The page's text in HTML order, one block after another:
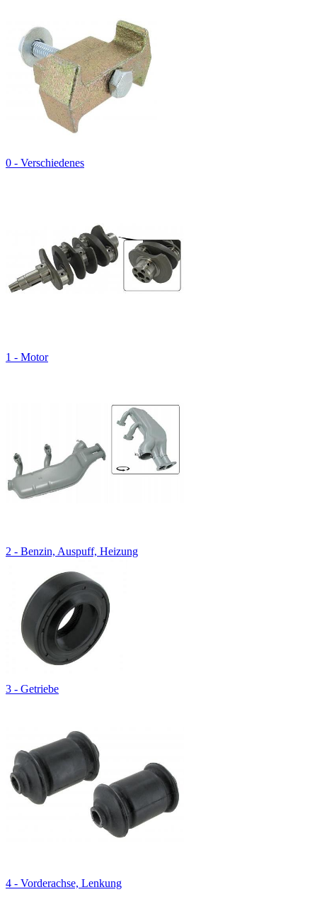
0 - Verschiedenes
1 - Motor
2 - Benzin, Auspuff, Heizung
3 - Getriebe
4 - Vorderachse, Lenkung